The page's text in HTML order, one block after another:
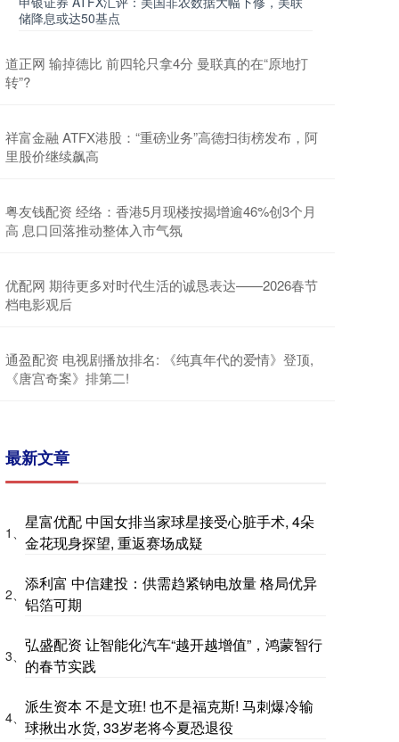
储降息或达50基点
道正网 输掉德比 前四轮只拿4分 曼联真的在“原地打
转”?
祥富金融 ATFX港股：“重磅业务”高德扫街榜发布，阿
里股价继续飙高
粤友钱配资 经络：香港5月现楼按揭增逾46%创3个月
高 息口回落推动整体入市气氛
优配网 期待更多对时代生活的诚恳表达——2026春节
档电影观后
通盈配资 电视剧播放排名: 《纯真年代的爱情》登顶,
《唐宫奇案》排第二!
最新文章
1、
星富优配 中国女排当家球星接受心脏手术, 4朵
金花现身探望, 重返赛场成疑
2、
添利富 中信建投：供需趋紧钠电放量 格局优异
铝箔可期
3、
弘盛配资 让智能化汽车“越开越增值”，鸿蒙智行
的春节实践
4、
派生资本 不是文班! 也不是福克斯! 马刺爆冷输
球揪出水货, 33岁老将今夏恐退役